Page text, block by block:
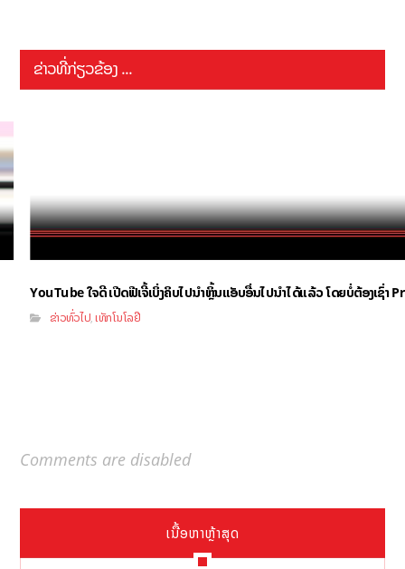
ຂ່າວທີ່ກ່ຽວຂ້ອງ ...
YouTube ໃຈດີ ເປີດຟີເຈີ້ເບິ່ງຄິບໄປນຳຫຼິ້ນແອັບອື່ນໄປນຳໄດ້ແລ້ວ ໂດຍບໍ່ຕ້ອງເຊົ່າ
ຂ່າວທົ່ວໄປ ,ເທັກໂນໂລຢີ
Comments are disabled
ເນື້ອຫາຫຼ້າສຸດ